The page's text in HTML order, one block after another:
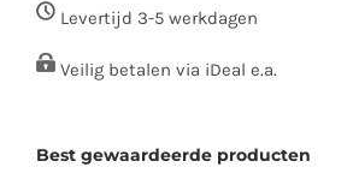
Levertijd 3-5 werkdagen
Veilig betalen via iDeal e.a.
Best gewaardeerde producten